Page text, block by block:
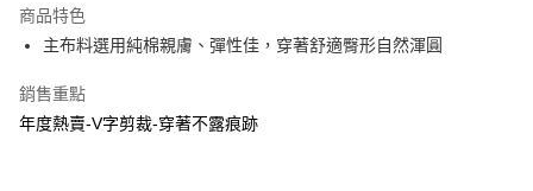
運送方式
每筆NT$80，滿NT$1,000(含以上)免運費
商品特色
主布料選用純棉親膚、彈性佳，穿著舒適臀形自然渾圓
銷售重點
年度熱賣-V字剪裁-穿著不露痕跡